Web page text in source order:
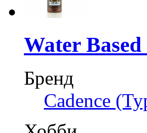
Water
Бренд
Cadence